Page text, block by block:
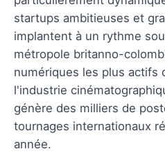
startups ambitieuses et
implantent à un rythme
métropole britanno-
numériques les plus actifs
l'industrie
génère des milliers de
tournages internationaux
année.